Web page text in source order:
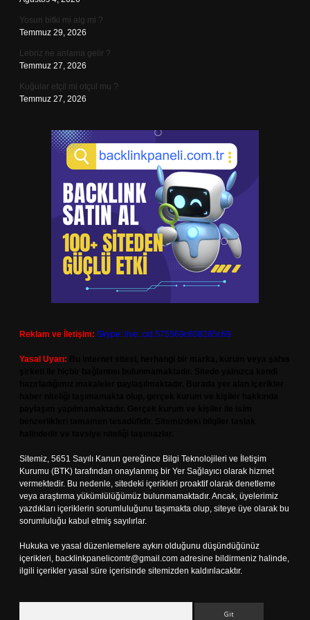
Yosun bitki mi alg mi ?
Temmuz 29, 2026
Lebriz ne anlama gelir ?
Temmuz 27, 2026
Kuğular etçil mi otçul mu ?
Temmuz 27, 2026
Reklam ve İletişim: Skype: live:.cid.575569c608265c69
Yasal Uyarı:
Sitemiz, 5651 Sayılı Kanun gereğince Bilgi Teknolojileri ve İletişim
Kurumu (BTK) tarafından onaylanmış bir Yer Sağlayıcı olarak hizmet
vermektedir. Bu nedenle, sitedeki içerikleri proaktif olarak denetleme
veya araştırma yükümlülüğümüz bulunmamaktadır. Ancak, üyelerimiz
yazdıkları içeriklerin sorumluluğunu taşımakta olup, siteye üye olarak bu
sorumluluğu kabul etmiş sayılırlar.
Hukuka ve yasal düzenlemelere aykırı olduğunu düşündüğünüz
içerikleri, backlinkpanelicomtr@gmail.com adresine bildirmeniz halinde,
ilgili içerikler yasal süre içerisinde sitemizden kaldırılacaktır.